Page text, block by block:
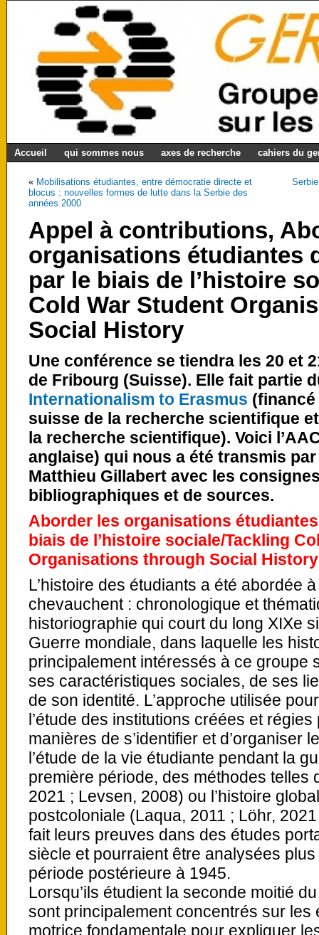
Accueil qui sommes nous axes de recherche cahiers du
« Mobilisations étudiantes, entre démocratie directe et
blocus : nouvelles formes de lutte dans la Serbie des
années 2000
Appel à contributions,
organisations étudiantes
par le biais de l’histoire
Cold War Student
Social History
Une conférence se tiendra les 20 et
de Fribourg (Suisse). Elle fait partie
Internationalism to Erasmus
suisse de la recherche scientifique
la recherche scientifique). Voici
anglaise) qui nous a été transmis
Matthieu Gillabert avec les
bibliographiques et de sources.
Aborder les organisations
biais de l’histoire sociale/Tackling
Organisations through Social History
L’histoire des étudiants a été abordée
chevauchent : chronologique et
historiographie qui court du long XIXe
Guerre mondiale, dans laquelle les
principalement intéressés à ce groupe
ses caractéristiques sociales, de ses
de son identité. L’approche utilisée
l’étude des institutions créées et
manières de s’identifier et d’organiser
l’étude de la vie étudiante pendant la
première période, des méthodes telles
2021 ; Levsen, 2008) ou l’histoire
postcoloniale (Laqua, 2011 ; Löhr,
fait leurs preuves dans des études
siècle et pourraient être analysées
période postérieure à 1945.
Lorsqu’ils étudient la seconde moitié
sont principalement concentrés sur les
motrice fondamentale pour expliquer